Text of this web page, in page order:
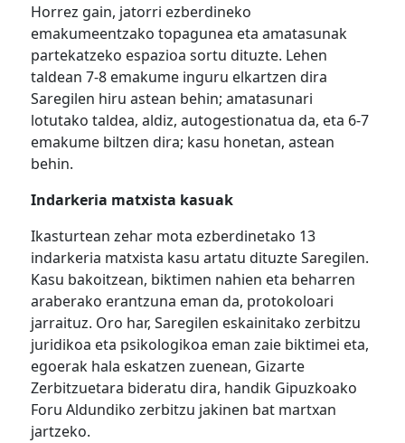
Horrez gain, jatorri ezberdineko
emakumeentzako topagunea eta amatasunak
partekatzeko espazioa sortu dituzte. Lehen
taldean 7-8 emakume inguru elkartzen dira
Saregilen hiru astean behin; amatasunari
lotutako taldea, aldiz, autogestionatua da, eta 6-7
emakume biltzen dira; kasu honetan, astean
behin.
Indarkeria matxista kasuak
Ikasturtean zehar mota ezberdinetako 13
indarkeria matxista kasu artatu dituzte Saregilen.
Kasu bakoitzean, biktimen nahien eta beharren
araberako erantzuna eman da, protokoloari
jarraituz. Oro har, Saregilen eskainitako zerbitzu
juridikoa eta psikologikoa eman zaie biktimei eta,
egoerak hala eskatzen zuenean, Gizarte
Zerbitzuetara bideratu dira, handik Gipuzkoako
Foru Aldundiko zerbitzu jakinen bat martxan
jartzeko.